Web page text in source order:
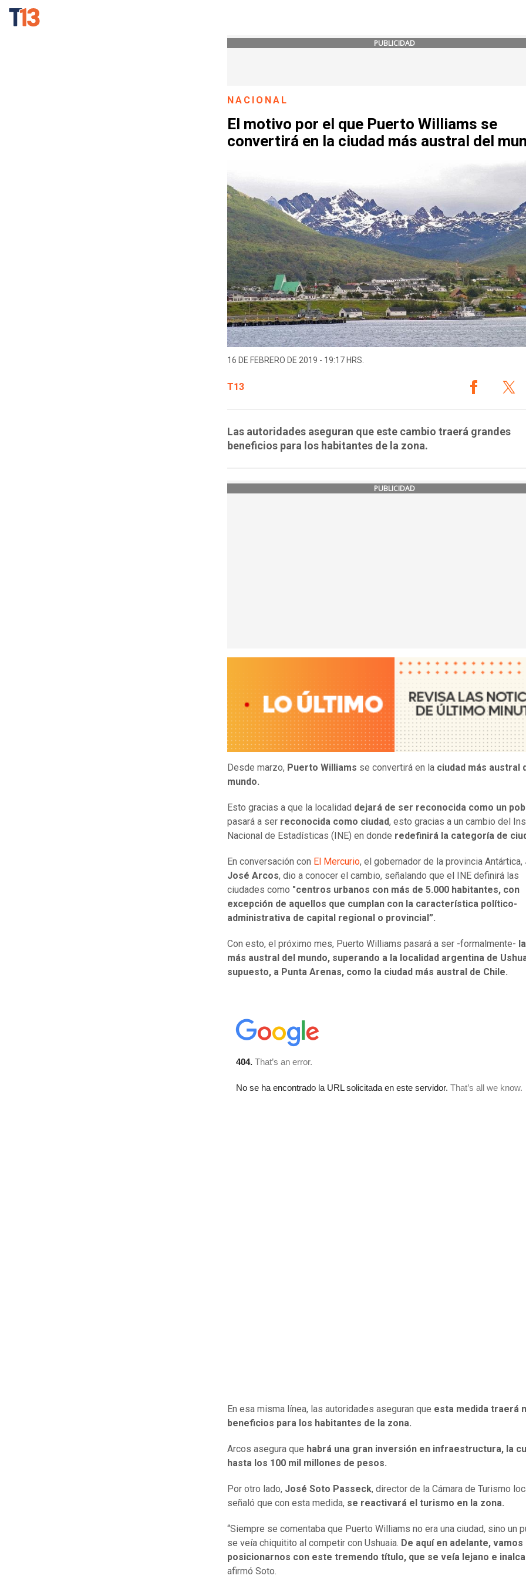
PUBLICIDAD
NACIONAL
El motivo por el que Puerto Williams se
convertirá en la ciudad más austral del
16 DE FEBRERO DE 2019 - 19:17 HRS.
T13
Las autoridades aseguran que este cambio traerá grandes
beneficios para los habitantes de la zona.
PUBLICIDAD
Desde marzo, Puerto Williams se convertirá en la ciudad más austral
mundo.
Esto gracias a que la localidad dejará de ser reconocida como un
pasará a ser reconocida como ciudad, esto gracias a un cambio del
Nacional de Estadísticas (INE) en donde redefinirá la categoría de
En conversación con El Mercurio, el gobernador de la provincia Antártica,
José Arcos, dio a conocer el cambio, señalando que el INE definirá las
ciudades como "centros urbanos con más de 5.000 habitantes, con
excepción de aquellos que cumplan con la característica político-
administrativa de capital regional o provincial”.
Con esto, el próximo mes, Puerto Williams pasará a ser -formalmente-
más austral del mundo, superando a la localidad argentina de
supuesto, a Punta Arenas, como la ciudad más austral de Chile.
En esa misma línea, las autoridades aseguran que esta medida traerá
beneficios para los habitantes de la zona.
Arcos asegura que habrá una gran inversión en infraestructura, la
hasta los 100 mil millones de pesos.
Por otro lado, José Soto Passeck, director de la Cámara de Turismo
señaló que con esta medida, se reactivará el turismo en la zona.
“Siempre se comentaba que Puerto Williams no era una ciudad, sino un
se veía chiquitito al competir con Ushuaia. De aquí en adelante, vamos
posicionarnos con este tremendo título, que se veía lejano e
afirmó Soto.